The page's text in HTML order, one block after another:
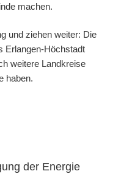
machen.
und ziehen weiter: Die
Erlangen-Höchstadt
weitere Landkreise
haben.
der Energie